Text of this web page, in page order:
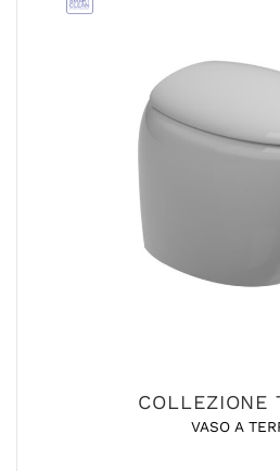
COLLEZIONE
VASO A